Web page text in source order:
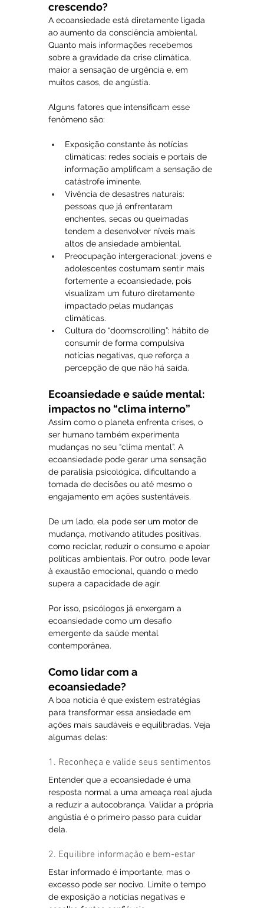
crescendo?
A ecoansiedade está diretamente ligada
ao aumento da consciência ambiental.
Quanto mais informações recebemos
sobre a gravidade da crise climática,
maior a sensação de urgência e, em
muitos casos, de angústia.
Alguns fatores que intensificam esse
fenômeno são:
Exposição constante às notícias
climáticas: redes sociais e portais de
informação amplificam a sensação de
catástrofe iminente.
Vivência de desastres naturais:
pessoas que já enfrentaram
enchentes, secas ou queimadas
tendem a desenvolver níveis mais
altos de ansiedade ambiental.
Preocupação intergeracional: jovens e
adolescentes costumam sentir mais
fortemente a ecoansiedade, pois
visualizam um futuro diretamente
impactado pelas mudanças
climáticas.
Cultura do “doomscrolling”: hábito de
consumir de forma compulsiva
notícias negativas, que reforça a
percepção de que não há saída.
Ecoansiedade e saúde mental:
impactos no “clima interno”
Assim como o planeta enfrenta crises, o
ser humano também experimenta
mudanças no seu “clima mental”. A
ecoansiedade pode gerar uma sensação
de paralisia psicológica, dificultando a
tomada de decisões ou até mesmo o
engajamento em ações sustentáveis.
De um lado, ela pode ser um motor de
mudança, motivando atitudes positivas,
como reciclar, reduzir o consumo e apoiar
políticas ambientais. Por outro, pode levar
à exaustão emocional, quando o medo
supera a capacidade de agir.
Por isso, psicólogos já enxergam a
ecoansiedade como um desafio
emergente da saúde mental
contemporânea.
Como lidar com a
ecoansiedade?
A boa notícia é que existem estratégias
para transformar essa ansiedade em
ações mais saudáveis e equilibradas. Veja
algumas delas:
1. Reconheça e valide seus sentimentos
Entender que a ecoansiedade é uma
resposta normal a uma ameaça real ajuda
a reduzir a autocobrança. Validar a própria
angústia é o primeiro passo para cuidar
dela.
2. Equilibre informação e bem-estar
Estar informado é importante, mas o
excesso pode ser nocivo. Limite o tempo
de exposição a notícias negativas e